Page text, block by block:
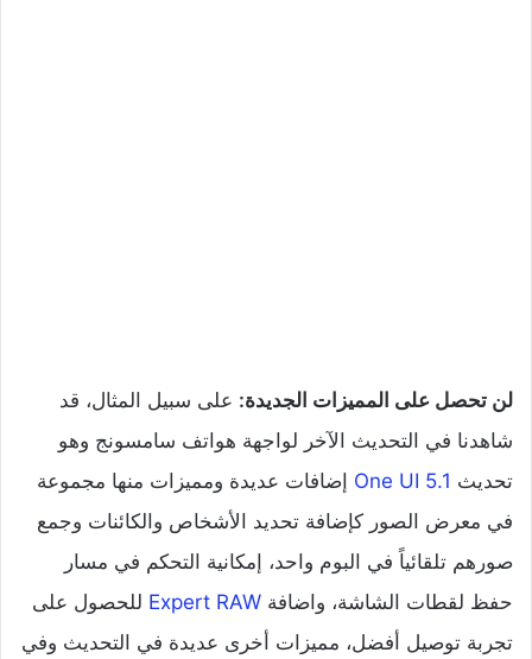
لن تحصل على المميزات الجديدة: على سبيل المثال، قد
شاهدنا في التحديث الآخر لواجهة هواتف سامسونج وهو
تحديث One UI 5.1 إضافات عديدة ومميزات منها مجموعة
في معرض الصور كإضافة تحديد الأشخاص والكائنات وجمع
صورهم تلقائياً في البوم واحد، إمكانية التحكم في مسار
حفظ لقطات الشاشة، واضافة Expert RAW للحصول على
تجربة توصيل أفضل، مميزات أخرى عديدة في التحديث وفي